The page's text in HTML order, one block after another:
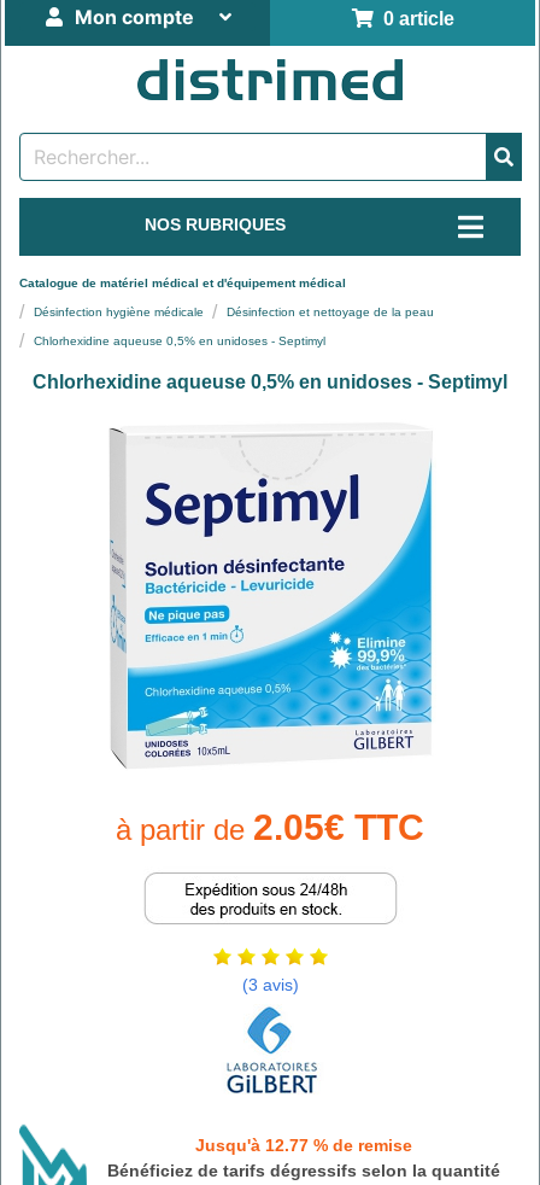
0 article
Mon compte
NOS RUBRIQUES
Catalogue de matériel médical et d'équipement médical
Désinfection hygiène médicale Désinfection et nettoyage de la peau
Chlorhexidine aqueuse 0,5% en unidoses - Septimyl
Chlorhexidine aqueuse 0,5% en unidoses - Septimyl
à partir de 2.05€ TTC
(3 avis)
Jusqu'à 12.77 % de remise
Bénéficiez de tarifs dégressifs selon la quantité